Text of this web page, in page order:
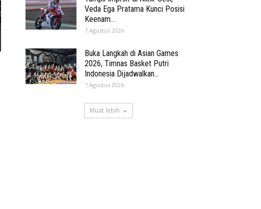
Veda Ega Pratama Kunci Posisi
Keenam...
7 Agustus 2026
Buka Langkah di Asian Games
2026, Timnas Basket Putri
Indonesia Dijadwalkan...
7 Agustus 2026
Muat lebih